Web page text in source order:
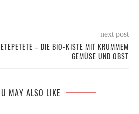
next post
– DIE BIO-KISTE MIT KRUMMEM
GEMÜSE UND OBST
MAY ALSO LIKE